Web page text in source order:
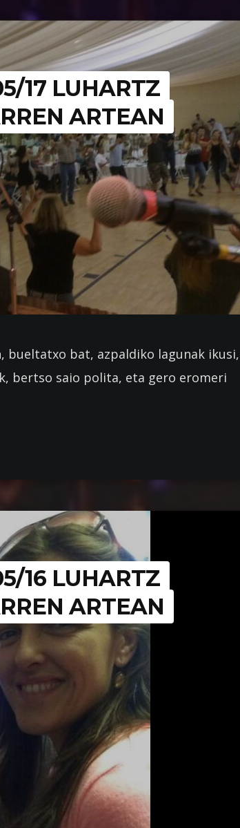
17 LUHARTZ
ARTEAN
bueltatxo bat, azpaldiko lagunak ikusi,
bertso saio polita, eta gero eromeri
16 LUHARTZ
ARTEAN